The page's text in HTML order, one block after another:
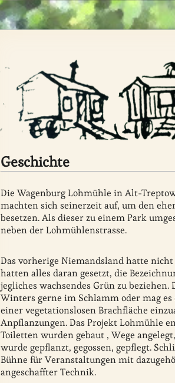
Geschichte
Die Wagenburg Lohmühle in Alt-
machten sich seinerzeit auf, um den
besetzen. Als dieser zu einem Park
neben der Lohmühlenstrasse.
Das vorherige Niemandsland hatte
hatten alles daran gesetzt, die
jegliches wachsendes Grün zu
Winters gerne im Schlamm oder mag es
einer vegetationslosen Brachfläche
Anpflanzungen. Das Projekt Lohmühle
Toiletten wurden gebaut , Wege
wurde gepflanzt, gegossen, gepflegt.
Bühne für Veranstaltungen mit
angeschaffter Technik.